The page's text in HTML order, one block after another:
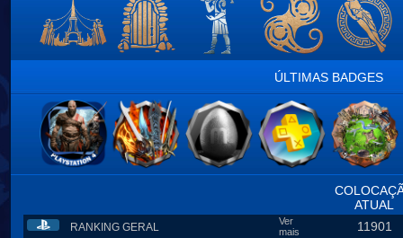
ÚLTIMAS BADGES
ATUAL
RANKING GERAL
Ver
mais
11901